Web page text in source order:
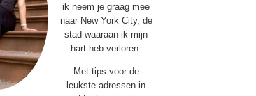
ik neem je graag mee
naar New York City, de
stad waaraan ik mijn
hart heb verloren.
Met tips voor de
leukste adressen in